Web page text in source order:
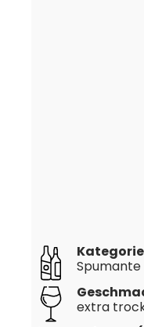
Kategorie
Spumante
extra